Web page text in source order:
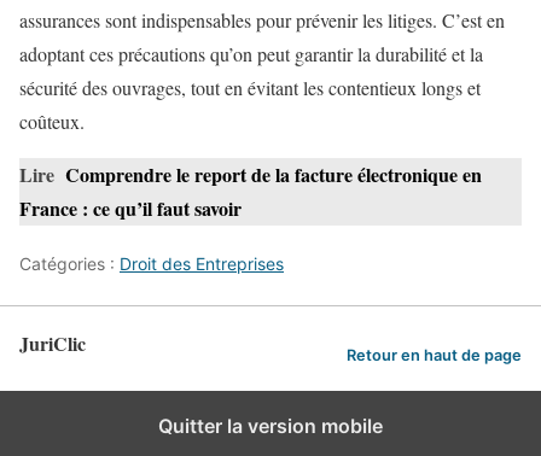
assurances sont indispensables pour prévenir les litiges. C’est en
adoptant ces précautions qu’on peut garantir la durabilité et la
sécurité des ouvrages, tout en évitant les contentieux longs et
coûteux.
Lire Comprendre le report de la facture électronique en
France : ce qu’il faut savoir
Catégories : Droit des Entreprises
JuriClic Retour en haut de page
Quitter la version mobile